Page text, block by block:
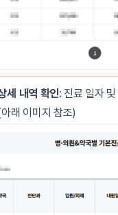
세 내역 확인: 진료 일자
래 이미지 참조)